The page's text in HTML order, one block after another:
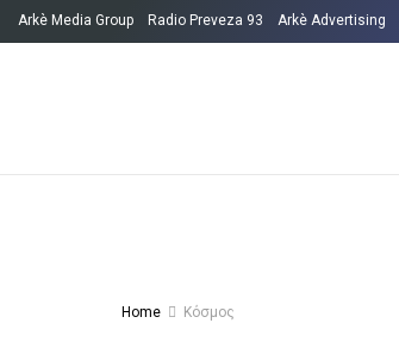
Arkè Media Group Radio Preveza 93 Arkè Advertising
Home Κόσμος